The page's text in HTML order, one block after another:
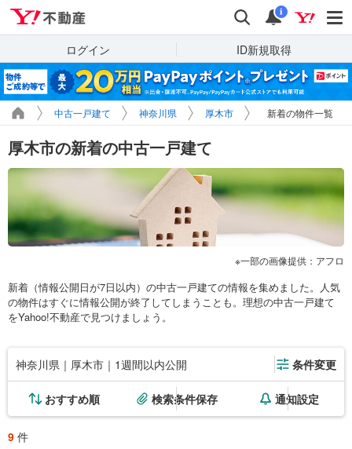
検索 通知
i
ログイン ID新規取得
中古一戸建て 神奈川県 厚木市 新着の物件一覧
厚木市の新着の中古一戸建て
一部の画像提供：アフロ
新着（情報公開日が7日以内）の中古一戸建ての情報を集めました。人気
の物件はすぐに情報公開が終了してしまうことも。理想の中古一戸建て
をYahoo!不動産で見つけましょう。
神奈川県｜厚木市｜1週間以内公開 条件変更
おすすめ順 検索条件保存 通知設定
9 件